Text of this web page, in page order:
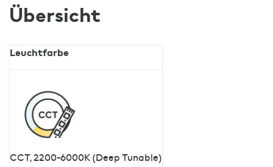
Übersicht
Leuchtfarbe
CCT, 2200-6000K (Deep Tunable)